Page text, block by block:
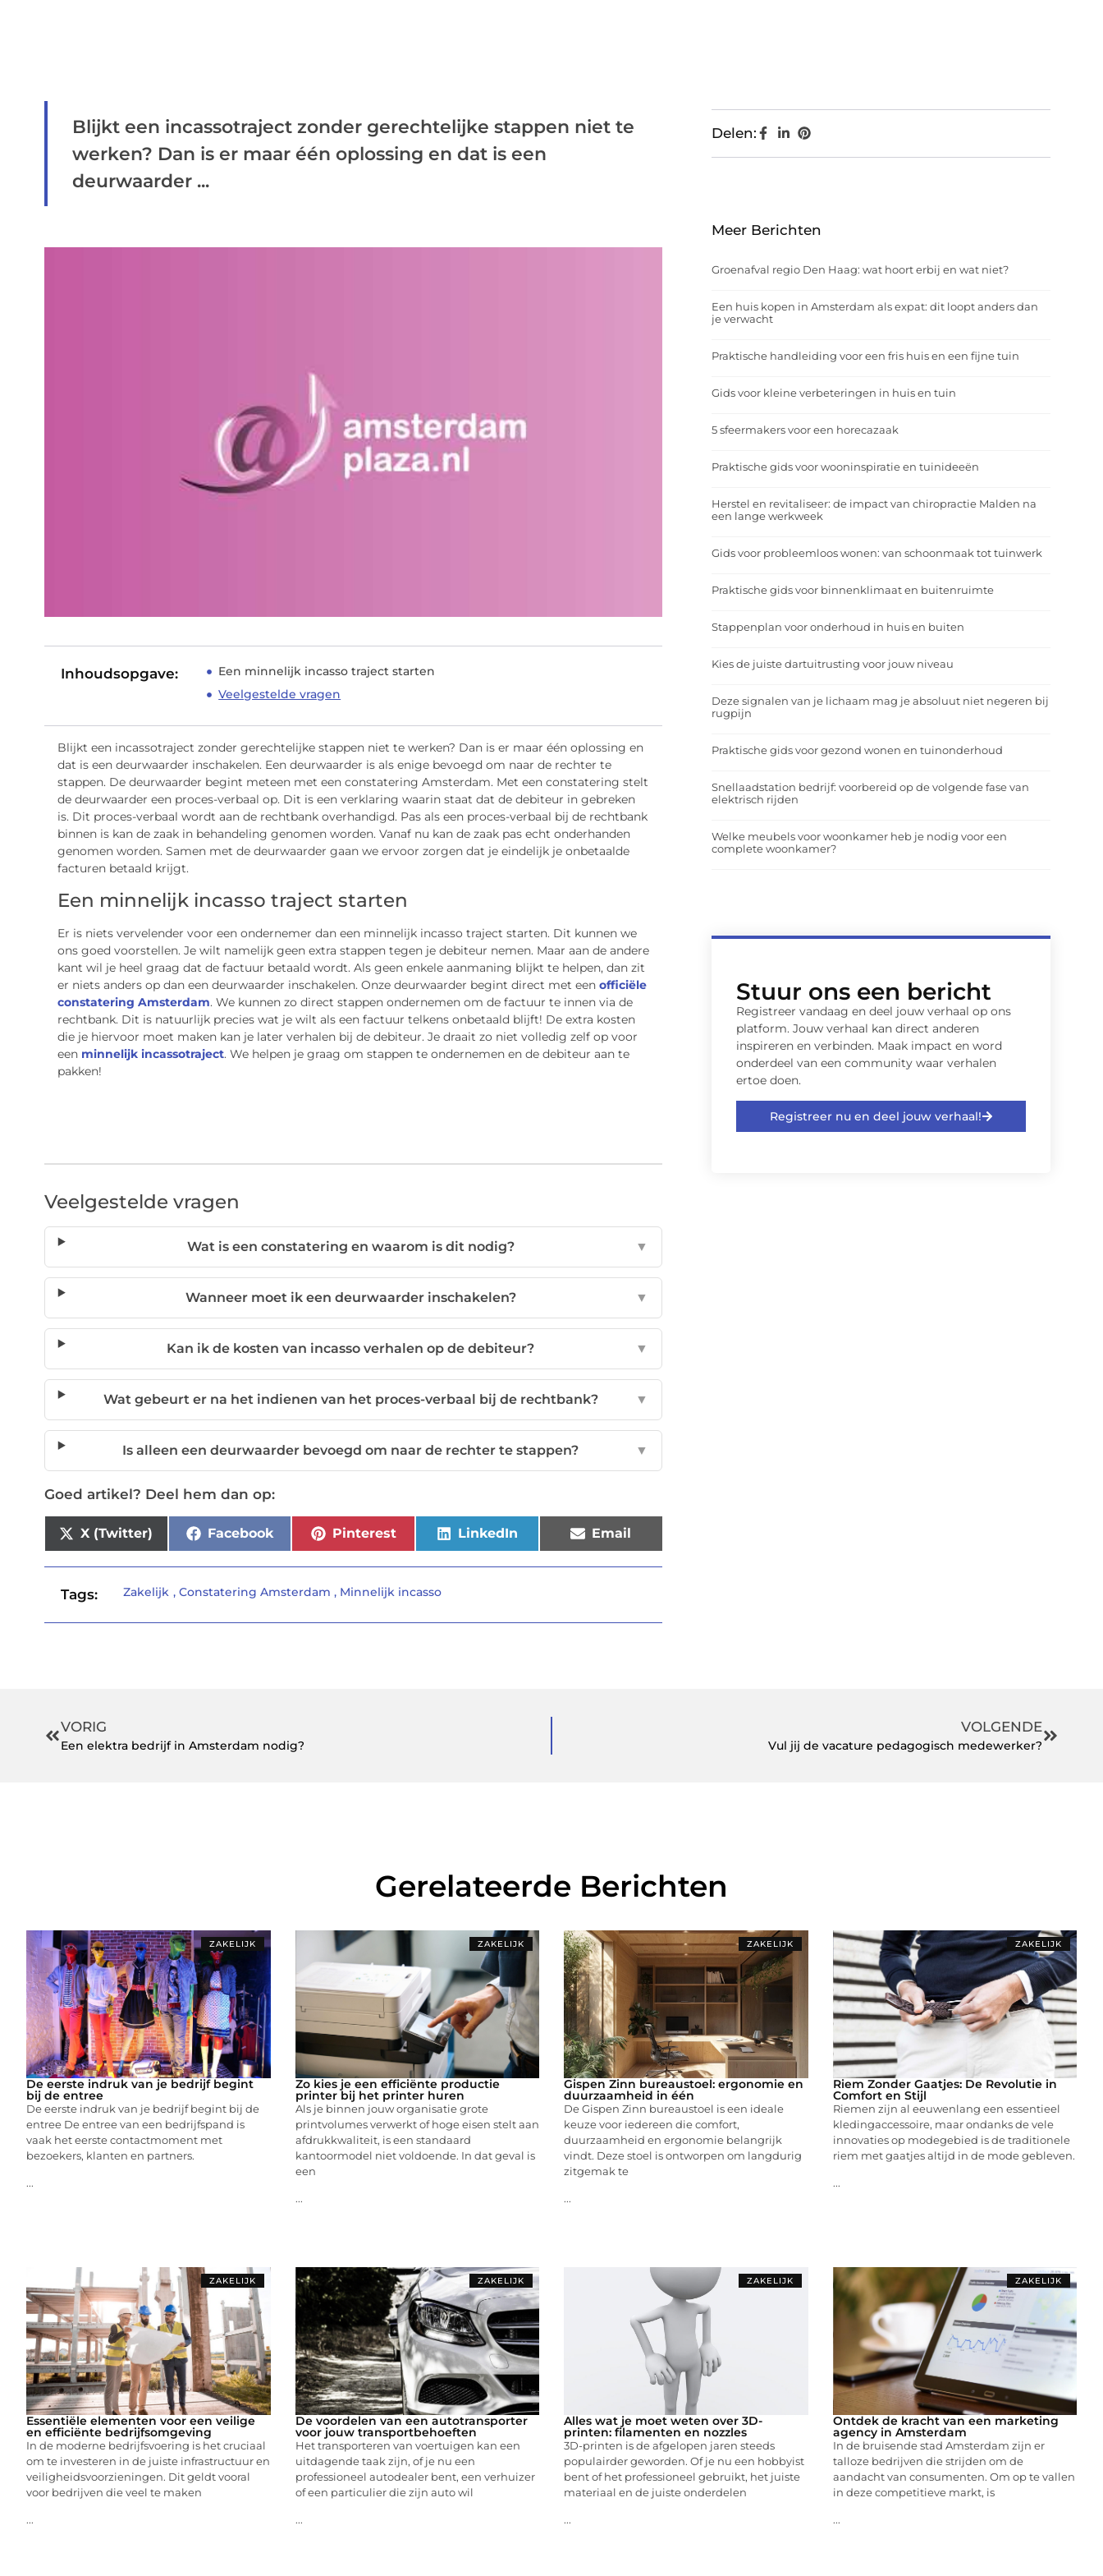
Blijkt een incassotraject zonder gerechtelijke stappen niet te
werken? Dan is er maar één oplossing en dat is een
deurwaarder ...
Inhoudsopgave:
Een minnelijk incasso traject starten
Veelgestelde vragen
Blijkt een incassotraject zonder gerechtelijke stappen niet te werken? Dan is er maar één oplossing en
dat is een deurwaarder inschakelen. Een deurwaarder is als enige bevoegd om naar de rechter te
stappen. De deurwaarder begint meteen met een constatering Amsterdam. Met een constatering stelt
de deurwaarder een proces-verbaal op. Dit is een verklaring waarin staat dat de debiteur in gebreken
is. Dit proces-verbaal wordt aan de rechtbank overhandigd. Pas als een proces-verbaal bij de rechtbank
binnen is kan de zaak in behandeling genomen worden. Vanaf nu kan de zaak pas echt onderhanden
genomen worden. Samen met de deurwaarder gaan we ervoor zorgen dat je eindelijk je onbetaalde
facturen betaald krijgt.
Een minnelijk incasso traject starten
Er is niets vervelender voor een ondernemer dan een minnelijk incasso traject starten. Dit kunnen we
ons goed voorstellen. Je wilt namelijk geen extra stappen tegen je debiteur nemen. Maar aan de andere
kant wil je heel graag dat de factuur betaald wordt. Als geen enkele aanmaning blijkt te helpen, dan zit
er niets anders op dan een deurwaarder inschakelen. Onze deurwaarder begint direct met een officiële
constatering Amsterdam. We kunnen zo direct stappen ondernemen om de factuur te innen via de
rechtbank. Dit is natuurlijk precies wat je wilt als een factuur telkens onbetaald blijft! De extra kosten
die je hiervoor moet maken kan je later verhalen bij de debiteur. Je draait zo niet volledig zelf op voor
een minnelijk incassotraject. We helpen je graag om stappen te ondernemen en de debiteur aan te
pakken!
Veelgestelde vragen
Wat is een constatering en waarom is dit nodig? ▼
Wanneer moet ik een deurwaarder inschakelen? ▼
Kan ik de kosten van incasso verhalen op de debiteur? ▼
Wat gebeurt er na het indienen van het proces-verbaal bij de rechtbank? ▼
Is alleen een deurwaarder bevoegd om naar de rechter te stappen? ▼
Goed artikel? Deel hem dan op:
X (Twitter) Facebook Pinterest LinkedIn Email
Tags: Zakelijk ,Constatering Amsterdam , Minnelijk incasso
Delen:
Meer Berichten
Groenafval regio Den Haag: wat hoort erbij en wat niet?
Een huis kopen in Amsterdam als expat: dit loopt anders dan
je verwacht
Praktische handleiding voor een fris huis en een fijne tuin
Gids voor kleine verbeteringen in huis en tuin
5 sfeermakers voor een horecazaak
Praktische gids voor wooninspiratie en tuinideeën
Herstel en revitaliseer: de impact van chiropractie Malden na
een lange werkweek
Gids voor probleemloos wonen: van schoonmaak tot tuinwerk
Praktische gids voor binnenklimaat en buitenruimte
Stappenplan voor onderhoud in huis en buiten
Kies de juiste dartuitrusting voor jouw niveau
Deze signalen van je lichaam mag je absoluut niet negeren bij
rugpijn
Praktische gids voor gezond wonen en tuinonderhoud
Snellaadstation bedrijf: voorbereid op de volgende fase van
elektrisch rijden
Welke meubels voor woonkamer heb je nodig voor een
complete woonkamer?
Stuur ons een bericht
Registreer vandaag en deel jouw verhaal op ons
platform. Jouw verhaal kan direct anderen
inspireren en verbinden. Maak impact en word
onderdeel van een community waar verhalen
ertoe doen.
Registreer nu en deel jouw verhaal!
VORIG
Een elektra bedrijf in Amsterdam nodig?
VOLGENDE
Vul jij de vacature pedagogisch medewerker?
Gerelateerde Berichten
ZAKELIJK
De eerste indruk van je bedrijf begint
bij de entree
De eerste indruk van je bedrijf begint bij de
entree De entree van een bedrijfspand is
vaak het eerste contactmoment met
bezoekers, klanten en partners.
...
ZAKELIJK
Zo kies je een efficiënte productie
printer bij het printer huren
Als je binnen jouw organisatie grote
printvolumes verwerkt of hoge eisen stelt aan
afdrukkwaliteit, is een standaard
kantoormodel niet voldoende. In dat geval is
een
...
ZAKELIJK
Gispen Zinn bureaustoel: ergonomie en
duurzaamheid in één
De Gispen Zinn bureaustoel is een ideale
keuze voor iedereen die comfort,
duurzaamheid en ergonomie belangrijk
vindt. Deze stoel is ontworpen om langdurig
zitgemak te
...
ZAKELIJK
Riem Zonder Gaatjes: De Revolutie in
Comfort en Stijl
Riemen zijn al eeuwenlang een essentieel
kledingaccessoire, maar ondanks de vele
innovaties op modegebied is de traditionele
riem met gaatjes altijd in de mode gebleven.
...
ZAKELIJK
Essentiële elementen voor een veilige
en efficiënte bedrijfsomgeving
In de moderne bedrijfsvoering is het cruciaal
om te investeren in de juiste infrastructuur en
veiligheidsvoorzieningen. Dit geldt vooral
voor bedrijven die veel te maken
...
ZAKELIJK
De voordelen van een autotransporter
voor jouw transportbehoeften
Het transporteren van voertuigen kan een
uitdagende taak zijn, of je nu een
professioneel autodealer bent, een verhuizer
of een particulier die zijn auto wil
...
ZAKELIJK
Alles wat je moet weten over 3D-
printen: filamenten en nozzles
3D-printen is de afgelopen jaren steeds
populairder geworden. Of je nu een hobbyist
bent of het professioneel gebruikt, het juiste
materiaal en de juiste onderdelen
...
ZAKELIJK
Ontdek de kracht van een marketing
agency in Amsterdam
In de bruisende stad Amsterdam zijn er
talloze bedrijven die strijden om de
aandacht van consumenten. Om op te vallen
in deze competitieve markt, is
...